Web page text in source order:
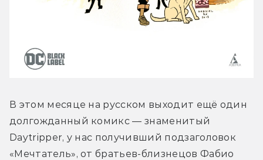
В этом месяце на русском выходит ещё один
долгожданный комикс — знаменитый
Daytripper, у нас получивший подзаголовок
«Мечтатель», от братьев-близнецов Фабио